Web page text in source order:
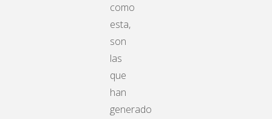
como
esta,
son
las
que
han
generado